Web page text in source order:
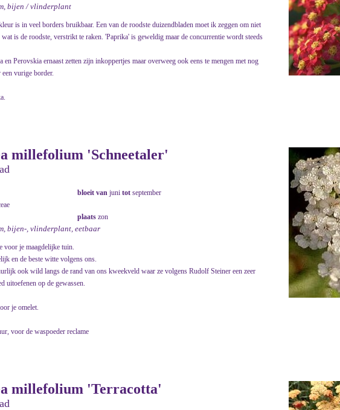
bijen / vlinderplant
is in veel borders bruikbaar. Een van de roodste duizendbladen moet ik zeggen om niet
is de roodste, verstrikt te raken. 'Paprika' is geweldig maar de concurrentie wordt steeds
en Perovskia ernaast zetten zijn inkoppertjes maar overweeg ook eens te mengen met nog
vurige border.
millefolium 'Schneetaler'
bloeit van juni tot september
plaats zon
bijen-, vlinderplant, eetbaar
voor je maagdelijke tuin.
en de beste witte volgens ons.
ook wild langs de rand van ons kweekveld waar ze volgens Rudolf Steiner een zeer
uitoefenen op de gewassen.
je omelet.
voor de waspoeder reclame
millefolium 'Terracotta'